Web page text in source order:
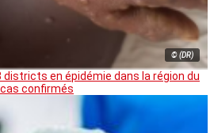
© (DR)
districts en épidémie dans la région du
confirmés